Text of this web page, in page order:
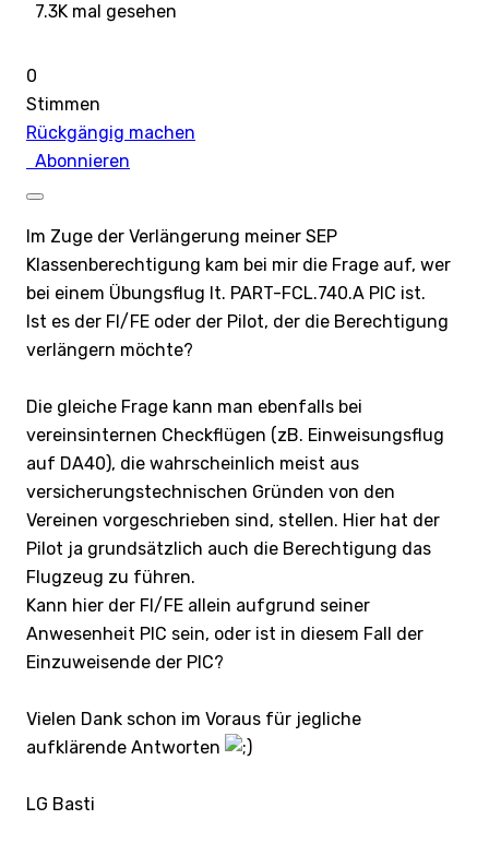
7.3K mal gesehen
0
Stimmen
Rückgängig machen
Abonnieren
Im Zuge der Verlängerung meiner SEP
Klassenberechtigung kam bei mir die Frage auf, wer
bei einem Übungsflug lt. PART-FCL.740.A PIC ist.
Ist es der FI/FE oder der Pilot, der die Berechtigung
verlängern möchte?
Die gleiche Frage kann man ebenfalls bei
vereinsinternen Checkflügen (zB. Einweisungsflug
auf DA40), die wahrscheinlich meist aus
versicherungstechnischen Gründen von den
Vereinen vorgeschrieben sind, stellen. Hier hat der
Pilot ja grundsätzlich auch die Berechtigung das
Flugzeug zu führen.
Kann hier der FI/FE allein aufgrund seiner
Anwesenheit PIC sein, oder ist in diesem Fall der
Einzuweisende der PIC?
Vielen Dank schon im Voraus für jegliche
aufklärende Antworten
LG Basti